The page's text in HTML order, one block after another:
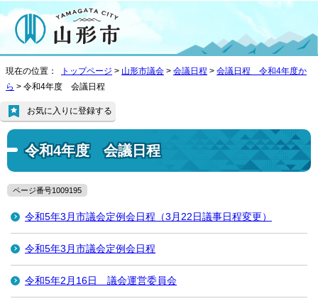
現在の位置： トップページ > 山形市議会 > 会議日程 > 会議日程 令和4年度か
ら > 令和4年度 会議日程
令和4年度 会議日程
お気に入りに登録する
ページ番号1009195
令和5年3月市議会定例会日程（3月22日議事日程変更）
令和5年3月市議会定例会日程
令和5年2月16日 議会運営委員会